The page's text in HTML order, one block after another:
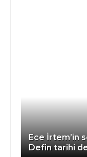
Ece İrtem’in
Defin tarihi